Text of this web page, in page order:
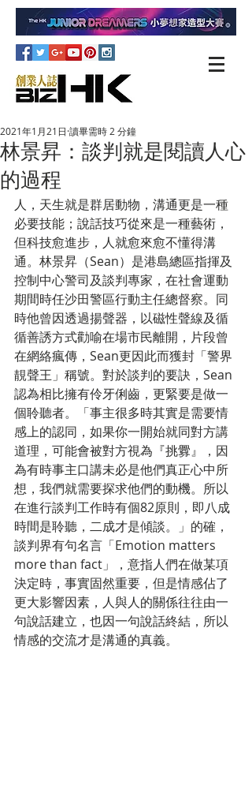
林景昇：談判就是閱讀人心
的過程
2021年1月21日 讀畢需時 2 分鐘
人，天生就是群居動物，溝通更是一種
必要技能；說話技巧從來是一種藝術，
但科技愈進步，人就愈來愈不懂得溝
通。林景昇（Sean）是港島總區指揮及
控制中心警司及談判專家，在社會運動
期間時任沙田警區行動主任總督察。同
時他曾因透過揚聲器，以磁性聲線及循
循善誘方式勸喻在場市民離開，片段曾
在網絡瘋傳，Sean更因此而獲封「警界
靚聲王」稱號。對於談判的要訣，Sean
認為相比擁有伶牙俐齒，更緊要是做一
個聆聽者。「事主很多時其實是需要情
感上的認同，如果你一開始就同對方講
道理，可能會被對方視為『挑釁』，因
為有時事主口講未必是他們真正心中所
想，我們就需要探求他們的動機。所以
在進行談判工作時有個82原則，即八成
時間是聆聽，二成才是傾談。」的確，
談判界有句名言「Emotion matters
more than fact」，意指人們在做某項
決定時，事實固然重要，但是情感佔了
更大影響因素，人與人的關係往往由一
句說話建立，也因一句說話終結，所以
情感的交流才是溝通的真義。